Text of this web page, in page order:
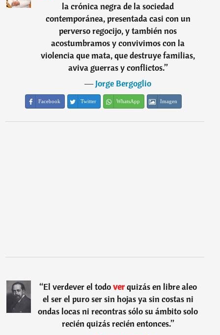
la crónica negra de la sociedad
contemporánea, presentada casi con un
perverso regocijo, y también nos
acostumbramos y convivimos con la
violencia que mata, que destruye familias,
aviva guerras y conflictos.”
―Jorge Bergoglio
Facebook Twitter WhatsApp Imagen
“El verdever el todoverquizás en libre aleo
el ser el puro ser sin hojas ya sin costas ni
ondas locas ni recontras sólo su ámbito solo
recién quizás recién entonces.”